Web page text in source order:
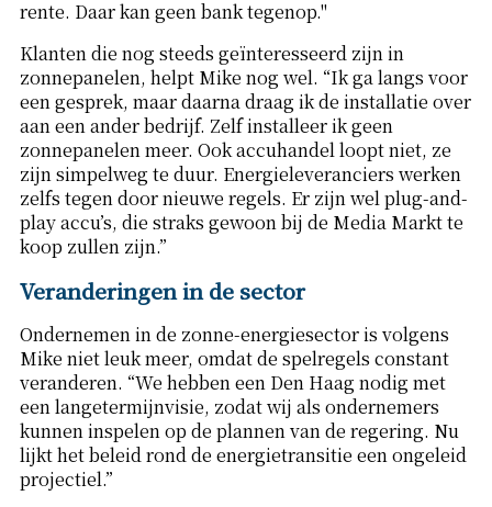
rente. Daar kan geen bank tegenop."
Klanten die nog steeds geïnteresseerd zijn in
zonnepanelen, helpt Mike nog wel. “Ik ga langs voor
een gesprek, maar daarna draag ik de installatie over
aan een ander bedrijf. Zelf installeer ik geen
zonnepanelen meer. Ook accuhandel loopt niet, ze
zijn simpelweg te duur. Energieleveranciers werken
zelfs tegen door nieuwe regels. Er zijn wel plug-and-
play accu’s, die straks gewoon bij de Media Markt te
koop zullen zijn.”
Veranderingen in de sector
Ondernemen in de zonne-energiesector is volgens
Mike niet leuk meer, omdat de spelregels constant
veranderen. “We hebben een Den Haag nodig met
een langetermijnvisie, zodat wij als ondernemers
kunnen inspelen op de plannen van de regering. Nu
lijkt het beleid rond de energietransitie een ongeleid
projectiel.”